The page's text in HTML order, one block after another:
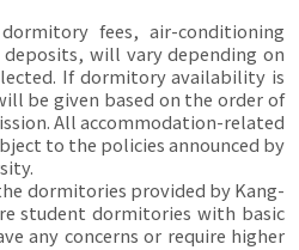
fees, air-conditioning
deposits, will vary depending on
If dormitory availability is
be given based on the order of
All accommodation-related
to the policies announced by
dormitories provided by Kang-
student dormitories with basic
any concerns or require higher